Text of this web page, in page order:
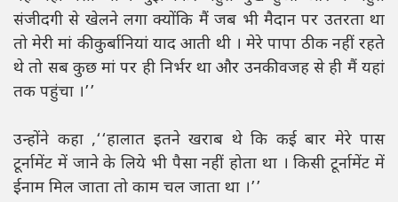
संजीदगी से खेलने लगा क्योंकि मैं जब भी मैदान पर उतरता था
तो मेरी मां की कुर्बानियां याद आती थी । मेरे पापा ठीक नहीं रहते
थे तो सब कुछ मां पर ही निर्भर था और उनकी वजह से ही मैं यहां
तक पहुंचा ।’’
उन्होंने कहा ,‘‘हालात इतने खराब थे कि कई बार मेरे पास
टूर्नामेंट में जाने के लिये भी पैसा नहीं होता था । किसी टूर्नामेंट में
ईनाम मिल जाता तो काम चल जाता था ।’’